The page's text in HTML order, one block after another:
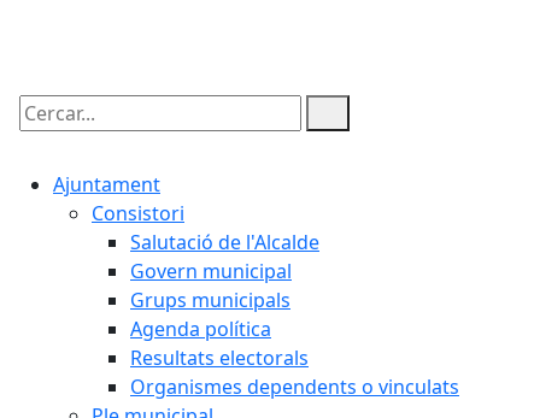
Cercar:
Ajuntament
Consistori
Salutació de l'Alcalde
Govern municipal
Grups municipals
Agenda política
Resultats electorals
Organismes dependents o vinculats